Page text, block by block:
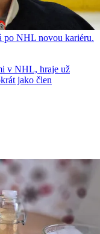
po NHL novou kariéru.
v NHL, hraje už
jako člen